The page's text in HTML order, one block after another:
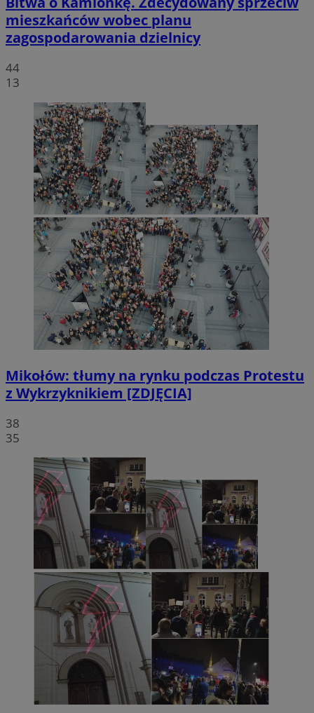
mieszkańców wobec planu
zagospodarowania dzielnicy
44
13
Mikołów: tłumy na rynku podczas Protestu
z Wykrzyknikiem [ZDJĘCIA]
38
35